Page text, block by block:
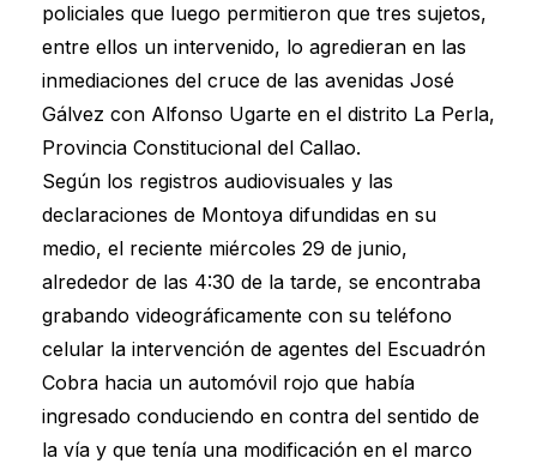
policiales que luego permitieron que tres sujetos,
entre ellos un intervenido, lo agredieran en las
inmediaciones del cruce de las avenidas José
Gálvez con Alfonso Ugarte en el distrito La Perla,
Provincia Constitucional del Callao.
Según los registros audiovisuales y las
declaraciones de Montoya difundidas en su
medio, el reciente miércoles 29 de junio,
alrededor de las 4:30 de la tarde, se encontraba
grabando videográficamente con su teléfono
celular la intervención de agentes del Escuadrón
Cobra hacia un automóvil rojo que había
ingresado conduciendo en contra del sentido de
la vía y que tenía una modificación en el marco